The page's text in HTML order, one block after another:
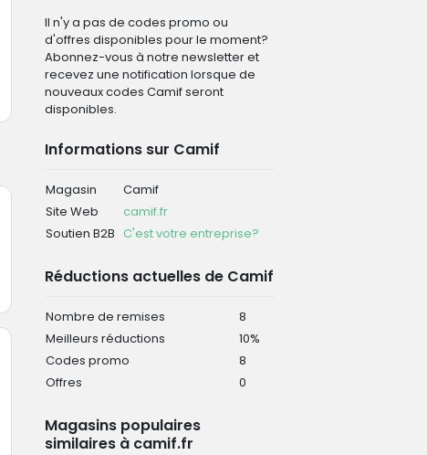
Il n'y a pas de codes promo ou
d'offres disponibles pour le moment?
Abonnez-vous à notre newsletter et
recevez une notification lorsque de
nouveaux codes Camif seront
disponibles.
Informations sur Camif
Magasin
Camif
Site Web
camif.fr
Soutien B2B C'est votre entreprise?
Réductions actuelles de Camif
Nombre de remises
8
Meilleurs réductions
10%
Codes promo
8
Offres
0
Magasins populaires
similaires à camif.fr